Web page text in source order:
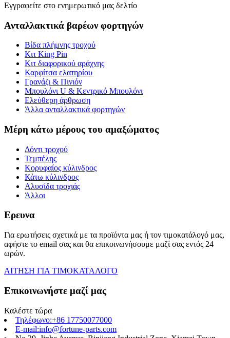
Εγγραφείτε στο ενημερωτικό μας δελτίο
Ανταλλακτικά βαρέων φορτηγών
Βίδα πλήμνης τροχού
Κιτ King Pin
Κιτ διαφορικού αράχνης
Καρφίτσα ελατηρίου
Γρανάζι & Πινιόν
Μπουλόνι U & Κεντρικό Μπουλόνι
Ελεύθερη άρθρωση
Άλλα ανταλλακτικά φορτηγών
Μέρη κάτω μέρους του αμαξώματος
Δόντι τροχού
Τεμπέλης
Κορυφαίος κύλινδρος
Κάτω κύλινδρος
Αλυσίδα τροχιάς
Άλλοι
Ερευνα
Για ερωτήσεις σχετικά με τα προϊόντα μας ή τον τιμοκατάλογό μας,
αφήστε το email σας και θα επικοινωνήσουμε μαζί σας εντός 24
ωρών.
ΑΙΤΗΣΗ ΓΙΑ ΤΙΜΟΚΑΤΑΛΟΓΟ
Επικοινωνήστε μαζί μας
Καλέστε τώρα
Τηλέφωνο:+86 17750077000
E-mail:info@fortune-parts.com